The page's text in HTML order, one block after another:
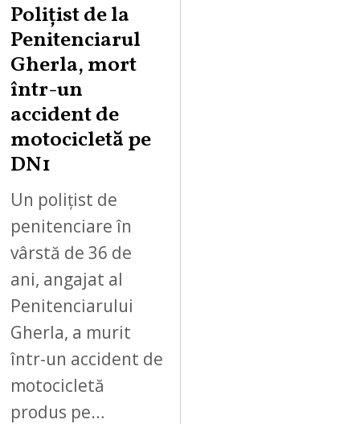
Polițist de la
Penitenciarul
Gherla, mort
într-un
accident de
motocicletă pe
DN1
Un polițist de
penitenciare în
vârstă de 36 de
ani, angajat al
Penitenciarului
Gherla, a murit
într-un accident de
motocicletă
produs pe…